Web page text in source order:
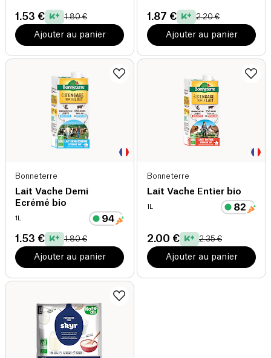
1.53 € 1.80 €
Ajouter au panier
1.87 € 2.20 €
Ajouter au panier
Bonneterre
Lait Vache Demi
Ecrémé bio
1L
1.53 € 1.80 €
Ajouter au panier
Bonneterre
Lait Vache Entier bio
1L
2.00 € 2.35 €
Ajouter au panier